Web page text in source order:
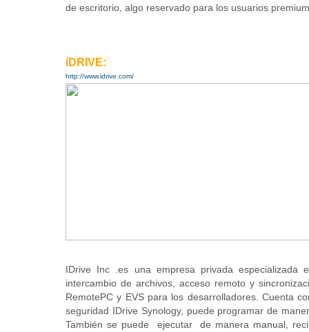
de escritorio, algo reservado para los usuarios premium
íDRIVE:
http://www.idrive.com/
IDrive Inc .es una empresa privada
intercambio de archivos, acceso remoto y
RemotePC y EVS para los desarrolladores. Cuenta
seguridad IDrive Synology, puede programar de
También se puede ejecutar de manera manual,